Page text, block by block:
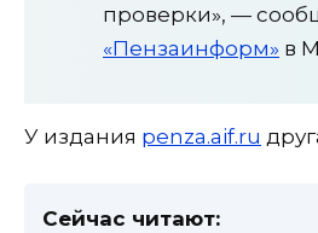
проверки», —
«Пензаинформ» в
У издания penza.aif.ru
Сейчас читают: